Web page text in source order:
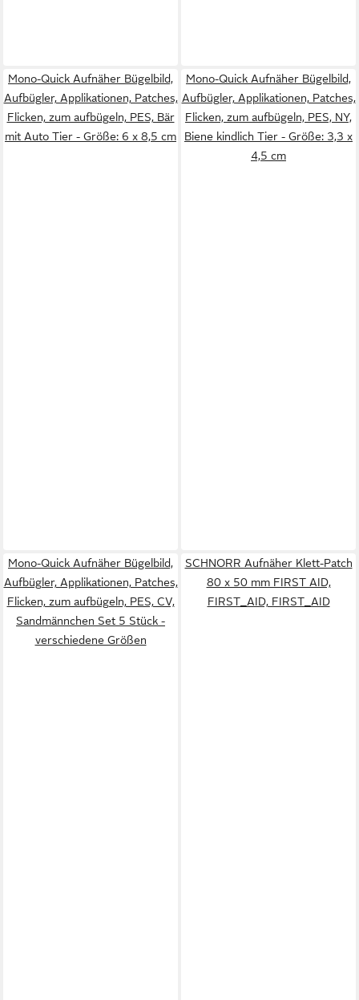
Mono-Quick Aufnäher Bügelbild,
Aufbügler, Applikationen, Patches,
Flicken, zum aufbügeln, PES, Bär
mit Auto Tier - Größe: 6 x 8,5 cm
Mono-Quick Aufnäher Bügelbild,
Aufbügler, Applikationen, Patches,
Flicken, zum aufbügeln, PES, NY,
Biene kindlich Tier - Größe: 3,3 x
4,5 cm
Mono-Quick Aufnäher Bügelbild,
Aufbügler, Applikationen, Patches,
Flicken, zum aufbügeln, PES, CV,
Sandmännchen Set 5 Stück -
verschiedene Größen
SCHNORR Aufnäher Klett-Patch
80 x 50 mm FIRST AID,
FIRST_AID, FIRST_AID